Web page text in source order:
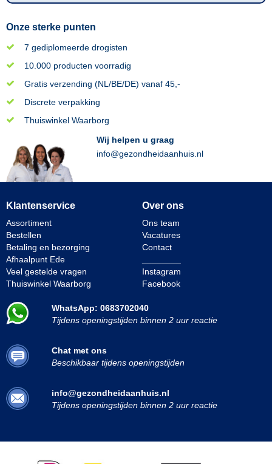
Onze sterke punten
7 gediplomeerde drogisten
10.000 producten voorradig
Gratis verzending (NL/BE/DE) vanaf 45,-
Discrete verpakking
Thuiswinkel Waarborg
Wij helpen u graag
info@gezondheidaanhuis.nl
Klantenservice
Assortiment
Bestellen
Betaling en bezorging
Afhaalpunt Ede
Veel gestelde vragen
Thuiswinkel Waarborg
Over ons
Ons team
Vacatures
Contact
Instagram
Facebook
WhatsApp: 0683702040
Tijdens openingstijden binnen 2 uur reactie
Chat met ons
Beschikbaar tijdens openingstijden
info@gezondheidaanhuis.nl
Tijdens openingstijden binnen 2 uur reactie